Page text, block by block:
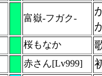
富嶽-フガク-
桜もなか
赤さん[Lv999]